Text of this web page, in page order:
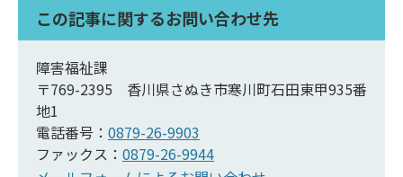
この記事に関するお問い合わせ先
障害福祉課
〒769-2395 香川県さぬき市寒川町石田東甲935番
地1
電話番号： 0879-26-9903
ファックス： 0879-26-9944